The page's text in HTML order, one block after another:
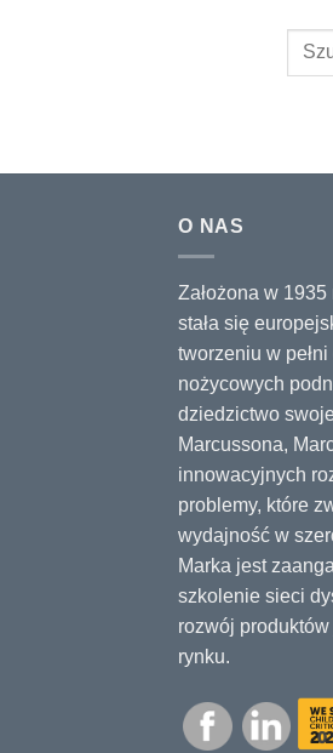
O NAS
Założona w
stała się
tworzeniu w
nożycowych
dziedzictwo
Marcussona,
innowacyjnych
problemy, które
wydajność w
Marka jest
szkolenie sieci
rozwój
rynku.